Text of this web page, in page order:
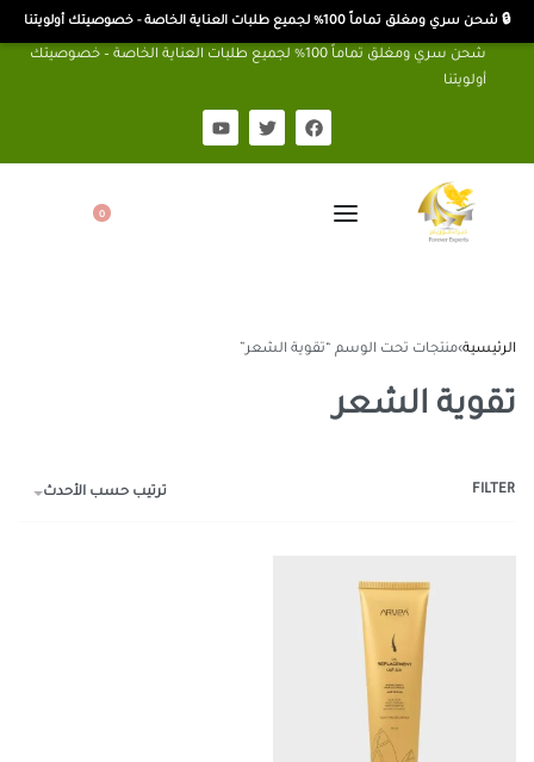
🔒 شحن سري ومغلق تماماً 100% لجميع طلبات العناية الخاصة - خصوصيتك أولويتنا
شحن سري ومغلق تماماً 100% لجميع طلبات العناية الخاصة – خصوصيتك
أولويتنا
0
الرئيسية›منتجات تحت الوسم “تقوية الشعر”
تقوية الشعر
ترتيب حسب الأحدث FILTER